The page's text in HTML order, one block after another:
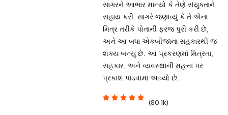
સાગરને આભાર માન્યો કે તેણે સંયુક્તાને
સહાય કરી. સાગરે જણાવ્યું કે તે એના
મિત્ર તરીકે પોતાની ફરજ પુરી કરી છે,
અને આ બધા એકબીજાના સહકારથી જ
શક્ય બન્યું છે. આ પ્રકરણમાં મિત્રતા,
સહકાર, અને વ્યવસ્થાની મહત્તા પર
પ્રકાશ પાડવામાં આવ્યો છે.
(80.1k)